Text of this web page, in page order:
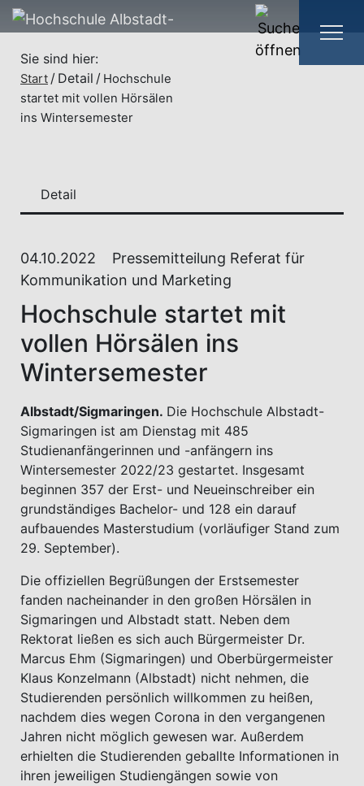
Sie sind hier:
Start Detail
Hochschule
startet mit vollen Hörsälen
ins Wintersemester
04.10.2022
Pressemitteilung Referat für
Kommunikation und Marketing
Hochschule startet mit
vollen Hörsälen ins
Wintersemester
Albstadt/Sigmaringen. Die Hochschule Albstadt-
Sigmaringen ist am Dienstag mit 485
Studienanfängerinnen und -anfängern ins
Wintersemester 2022/23 gestartet. Insgesamt
beginnen 357 der Erst- und Neueinschreiber ein
grundständiges Bachelor- und 128 ein darauf
aufbauendes Masterstudium (vorläufiger Stand zum
29. September).
Die offiziellen Begrüßungen der Erstsemester
fanden nacheinander in den großen Hörsälen in
Sigmaringen und Albstadt statt. Neben dem
Rektorat ließen es sich auch Bürgermeister Dr.
Marcus Ehm (Sigmaringen) und Oberbürgermeister
Klaus Konzelmann (Albstadt) nicht nehmen, die
Studierenden persönlich willkommen zu heißen,
nachdem dies wegen Corona in den vergangenen
Jahren nicht möglich gewesen war. Außerdem
erhielten die Studierenden geballte Informationen in
ihren jeweiligen Studiengängen sowie von
Detail